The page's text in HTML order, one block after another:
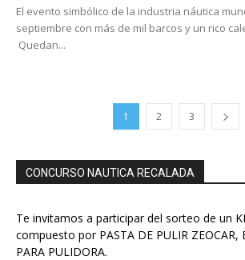
El evento simbólico de la industria náutica
septiembre con más de mil barcos y un rico
Quedan...
1 2 3
CONCURSO NAUTICA RECALADA
Te invitamos a participar del sorteo de un
compuesto por PASTA DE PULIR ZEOCAR,
PARA PULIDORA.